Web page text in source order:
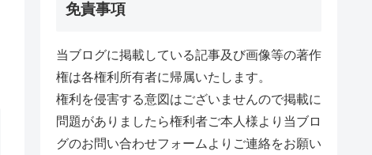
免責事項
当ブログに掲載している記事及び画像等の著作
権は各権利所有者に帰属いたします。
権利を侵害する意図はございませんので掲載に
問題がありましたら権利者ご本人様より当ブロ
グのお問い合わせフォームよりご連絡をお願い